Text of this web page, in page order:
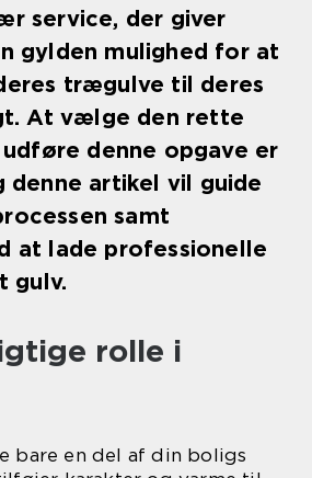
service, der giver
gylden mulighed for at
trægulve til deres
At vælge den rette
denne opgave er
denne artikel vil guide
samt
at lade professionelle
gulv.
rolle i
bare en del af din boligs